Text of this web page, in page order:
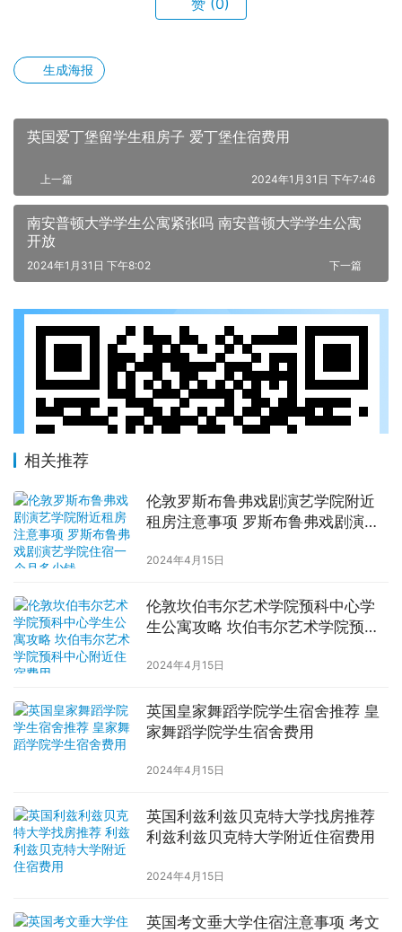
生成海报
英国爱丁堡留学生租房子 爱丁堡住宿费用
上一篇 2024年1月31日 下午7:46
南安普顿大学学生公寓紧张吗 南安普顿大学学生公寓
开放
下一篇
2024年1月31日 下午8:02
相关推荐
伦敦罗斯布鲁弗戏剧演艺学院附近
租房注意事项 罗斯布鲁弗戏剧演艺
2024年4月15日
伦敦坎伯韦尔艺术学院预科中心学
生公寓攻略 坎伯韦尔艺术学院预科
2024年4月15日
英国皇家舞蹈学院学生宿舍推荐 皇
家舞蹈学院学生宿舍费用
2024年4月15日
英国利兹利兹贝克特大学找房推荐
利兹利兹贝克特大学附近住宿费用
2024年4月15日
英国考文垂大学住宿注意事项 考文